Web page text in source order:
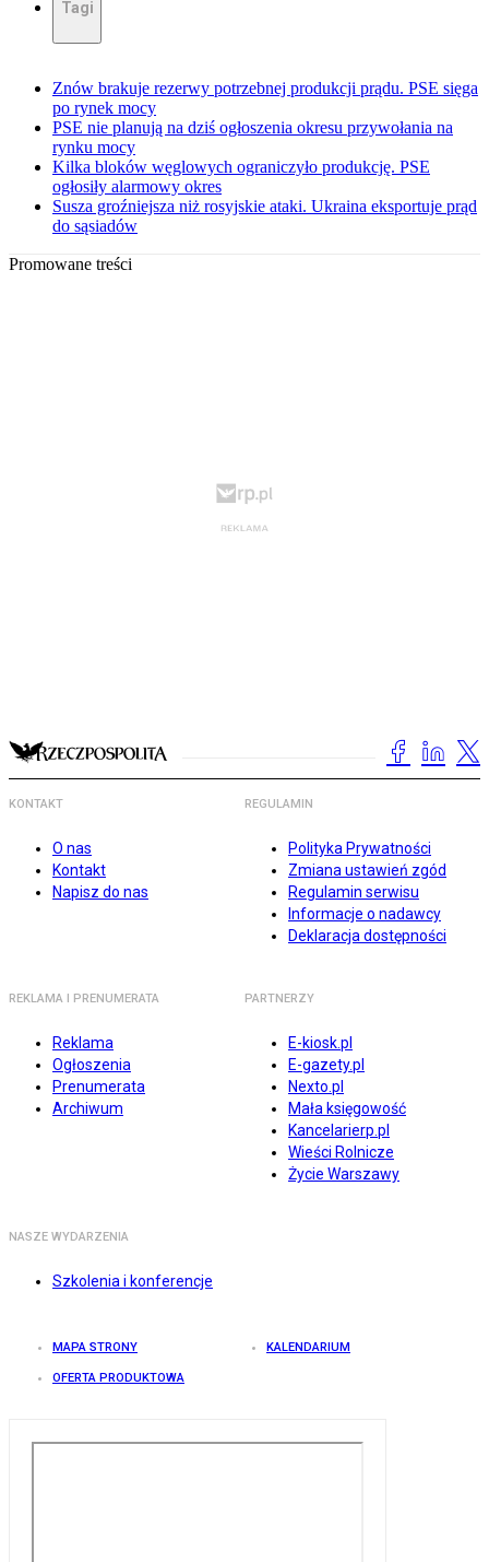
Tagi
Znów brakuje rezerwy potrzebnej produkcji prądu. PSE sięga
po rynek mocy
PSE nie planują na dziś ogłoszenia okresu przywołania na
rynku mocy
Kilka bloków węglowych ograniczyło produkcję. PSE
ogłosiły alarmowy okres
Susza groźniejsza niż rosyjskie ataki. Ukraina eksportuje prąd
do sąsiadów
Promowane treści
KONTAKT
O nas
Kontakt
Napisz do nas
REGULAMIN
Polityka Prywatności
Zmiana ustawień zgód
Regulamin serwisu
Informacje o nadawcy
Deklaracja dostępności
REKLAMA I PRENUMERATA
Reklama
Ogłoszenia
Prenumerata
Archiwum
PARTNERZY
E-kiosk.pl
E-gazety.pl
Nexto.pl
Mała księgowość
Kancelarierp.pl
Wieści Rolnicze
Życie Warszawy
NASZE WYDARZENIA
Szkolenia i konferencje
MAPA STRONY KALENDARIUM
OFERTA PRODUKTOWA